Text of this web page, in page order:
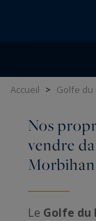
Accueil > Golfe du
Nos
vendre
Morbihan
Le Golfe du